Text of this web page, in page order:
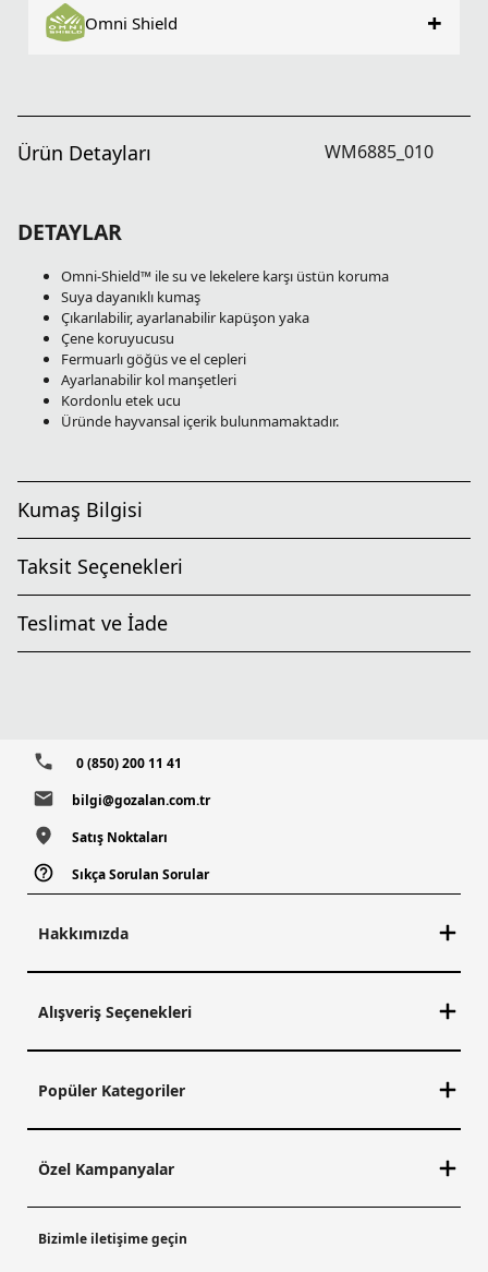
Omni Shield +
Ürün Detayları WM6885_010
DETAYLAR
Omni-Shield™ ile su ve lekelere karşı üstün koruma
Suya dayanıklı kumaş
Çıkarılabilir, ayarlanabilir kapüşon yaka
Çene koruyucusu
Fermuarlı göğüs ve el cepleri
Ayarlanabilir kol manşetleri
Kordonlu etek ucu
Üründe hayvansal içerik bulunmamaktadır.
Kumaş Bilgisi
Taksit Seçenekleri
Teslimat ve İade
0 (850) 200 11 41
bilgi@gozalan.com.tr
Satış Noktaları
Sıkça Sorulan Sorular
Hakkımızda
Alışveriş Seçenekleri
Popüler Kategoriler
Özel Kampanyalar
Bizimle iletişime geçin